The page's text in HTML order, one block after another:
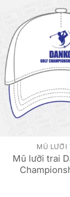
MŨ LƯỠI
Mũ lưỡi trai